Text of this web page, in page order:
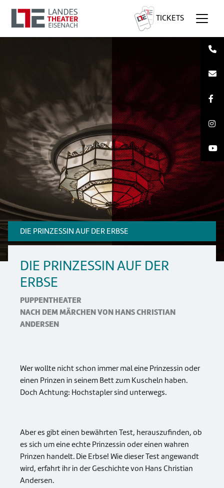
TICKETS
DIE PRINZESSIN AUF DER ERBSE
DIE PRINZESSIN AUF DER
ERBSE
PUPPENTHEATER
NACH DEM MÄRCHEN VON HANS CHRISTIAN
ANDERSEN
Wer wollte nicht schon immer mal eine Prinzessin oder
einen Prinzen in seinem Bett zum Kuscheln haben.
Doch Achtung: Hochstapler sind unterwegs.
Aber es gibt einen bewährten Test, herauszufinden, ob
es sich um eine echte Prinzessin oder einen wahren
Prinzen handelt. Die Erbse! Wie dieser Test angewandt
wird, erfahrt ihr in der Geschichte von Hans Christian
Andersen.